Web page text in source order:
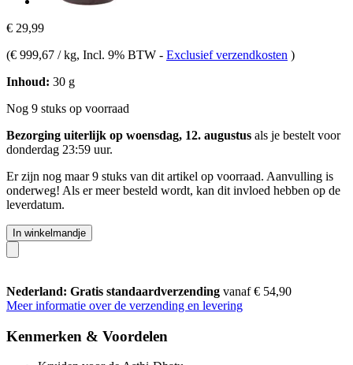
€ 29,99
(€ 999,67 / kg, Incl. 9% BTW - Exclusief verzendkosten )
Inhoud: 30 g
Nog 9 stuks op voorraad
Bezorging uiterlijk op woensdag, 12. augustus als je bestelt voor
donderdag 23:59 uur.
Er zijn nog maar 9 stuks van dit artikel op voorraad. Aanvulling is
onderweg! Als er meer besteld wordt, kan dit invloed hebben op de
leverdatum.
In winkelmandje
Nederland: Gratis standaardverzending vanaf € 54,90
Meer informatie over de verzending en levering
Kenmerken & Voordelen